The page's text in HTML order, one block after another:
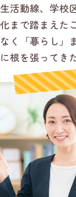
活動線、学校
まで踏まえた
なく「暮らし」
根を張ってき